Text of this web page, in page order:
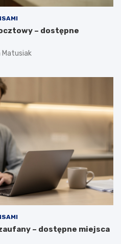
– dostępne
Matusiak
– dostępne miejsca